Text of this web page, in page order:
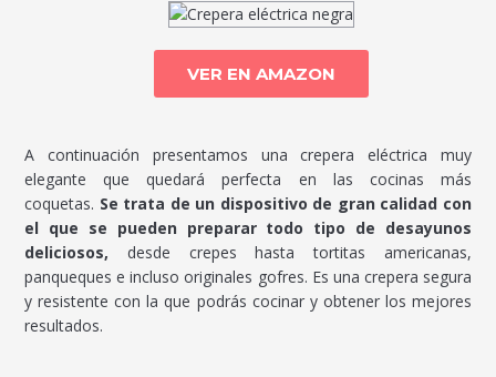
VER EN AMAZON
A continuación presentamos una crepera eléctrica muy
elegante que quedará perfecta en las cocinas más
coquetas. Se trata de un dispositivo de gran calidad con
el que se pueden preparar todo tipo de desayunos
deliciosos, desde crepes hasta tortitas americanas,
panqueques e incluso originales gofres. Es una crepera segura
y resistente con la que podrás cocinar y obtener los mejores
resultados.